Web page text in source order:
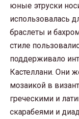
юные этруски
использовалась
браслеты и
стиле
поддерживало
Кастеллани. Они
мозаикой в
греческими и
скарабеями и